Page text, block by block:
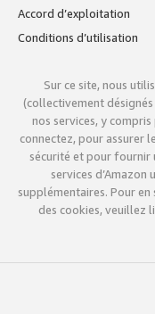
Accord d’exploitation
Conditions d’utilisation
Sur ce site, nous
(collectivement
nos services, y
connectez, pour assurer
sécurité et pour fournir
services
supplémentaires. Pour
des cookies, veuillez